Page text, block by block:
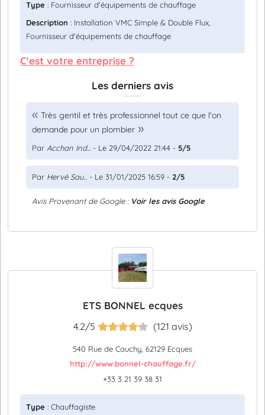
Type : Fournisseur d'équipements de chauffage
Description : Installation VMC Simple & Double Flux,
Fournisseur d'équipements de chauffage
C'est votre entreprise ?
Les derniers avis
Très gentil et très professionnel tout ce que l'on
demande pour un plombier
Par Acchan Ind... - Le 29/04/2022 21:44 - 5/5
Par Hervé Sau... - Le 31/01/2025 16:59 - 2/5
Avis Provenant de Google : Voir les avis Google
ETS BONNEL ecques
4.2/5 (121 avis)
540 Rue de Cauchy, 62129 Ecques
http://www.bonnel-chauffage.fr/
+33 3 21 39 38 31
Type : Chauffagiste